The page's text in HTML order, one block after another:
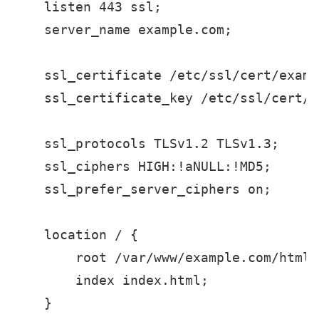
    listen 443 ssl;
    server_name example.com;
ssl_certificate /etc/ssl/cert/
ssl_certificate_key /etc/ssl/cert/
    ssl_protocols TLSv1.2 TLSv1.3;
    ssl_ciphers HIGH:!aNULL:!MD5;
    ssl_prefer_server_ciphers on;
    location / {
        root /var/www/example.com/html;
        index index.html;
    }